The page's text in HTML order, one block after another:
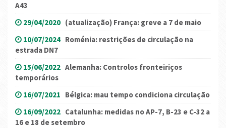
A43
29/04/2020 (atualização) França: greve a 7 de maio
10/07/2024 Roménia: restrições de circulação na
estrada DN7
15/06/2022 Alemanha: Controlos fronteiriços
temporários
16/07/2021 Bélgica: mau tempo condiciona circulação
16/09/2022 Catalunha: medidas no AP-7, B-23 e C-32 a
16 e 18 de setembro